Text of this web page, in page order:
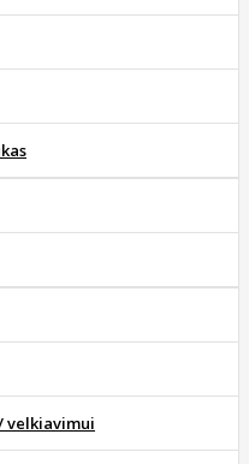
velkiavimui